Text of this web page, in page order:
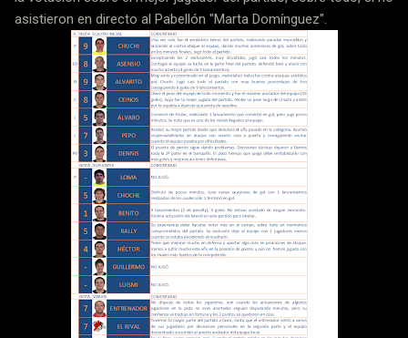
asistieron en directo al Pabellón "Marta Domínguez".